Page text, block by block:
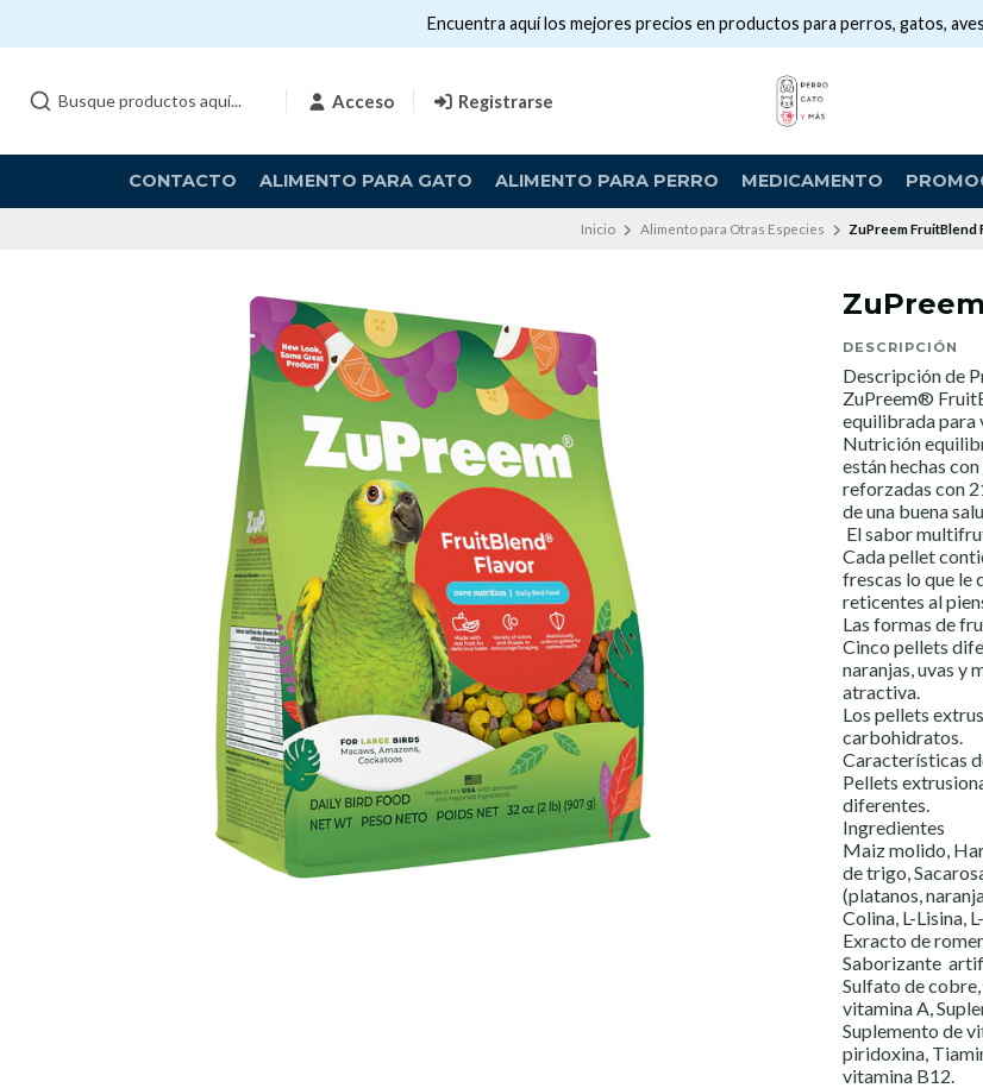
Acceso Registrarse
CONTACTO ALIMENTO PARA GATO ALIMENTO PARA PERRO MEDICAMENTO
Encuentra aquí los mejores precios en productos para perros, gatos,
Inicio Alimento para Otras Especies ZuPreem FruitBlend
DESCRIPCIÓN
Descripción de
ZuPreem®
equilibrada para
Nutrición
están hechas
reforzadas con
de una buena
El sabor
Cada pellet
frescas lo que le
reticentes al
Las formas de
Cinco pellets
naranjas, uvas y
atractiva.
Los pellets
carbohidratos.
Características
Pellets
diferentes.
Ingredientes
Maiz molido,
de trigo,
(platanos,
Colina, L-Lisina,
Exracto de
Saborizante
Sulfato de
vitamina A,
Suplemento de
piridoxina,
vitamina B12.